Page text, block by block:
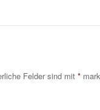
Felder sind mit *